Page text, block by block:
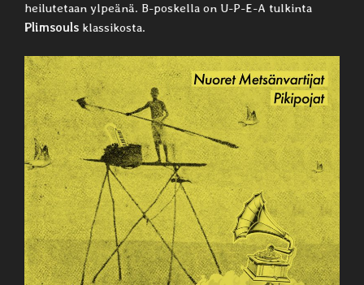
heilutetaan ylpeänä. B-poskella on U-P-E-A tulkinta
Plimsouls klassikosta.